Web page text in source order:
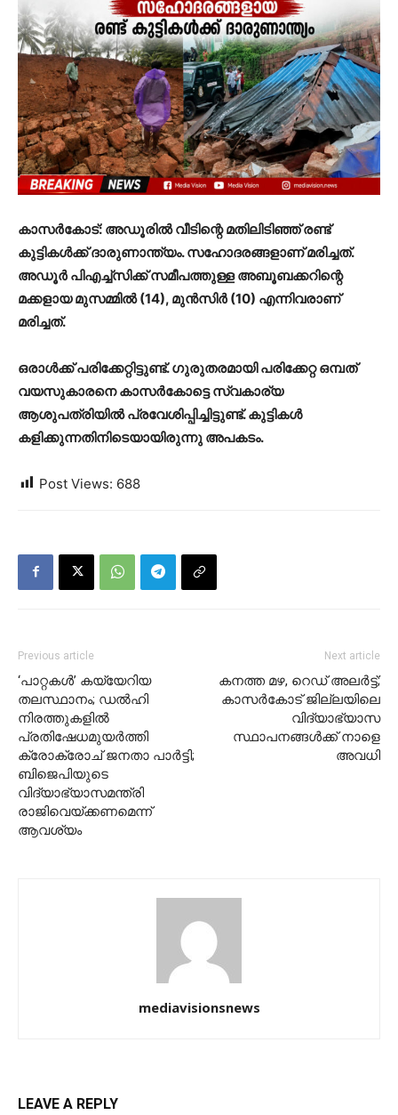
കാസര്‍കോട്: അഡൂരില്‍ വീടിന്റെ മതിലിടിഞ്ഞ് രണ്ട്
കുട്ടികള്‍ക്ക് ദാരുണാന്ത്യം. സഹോദരങ്ങളാണ് മരിച്ചത്.
അഡൂര്‍ പിഎച്ച്‌സിക്ക് സമീപത്തുള്ള അബൂബക്കറിന്റെ
മക്കളായ മുസമ്മില്‍ (14), മുന്‍സിര്‍ (10) എന്നിവരാണ്
മരിച്ചത്.
ഒരാള്‍ക്ക് പരിക്കേറ്റിട്ടുണ്ട്. ഗുരുതരമായി പരിക്കേറ്റ ഒമ്പത്
വയസുകാരനെ കാസര്‍കോട്ടെ സ്വകാര്യ
ആശുപത്രിയില്‍ പ്രവേശിപ്പിച്ചിട്ടുണ്ട്. കുട്ടികൾ
കളിക്കുന്നതിനിടെയായിരുന്നു അപകടം.
Post Views: 688
Previous article
‘പാറ്റകള്‍’ കയ്യേറിയ
തലസ്ഥാനം; ഡല്‍ഹി
നിരത്തുകളില്‍
പ്രതിഷേധമുയര്‍ത്തി
ക്രോക്രോച് ജനതാ പാര്‍ട്ടി;
ബിജെപിയുടെ
വിദ്യാഭ്യാസമന്ത്രി
രാജിവെയ്ക്കണമെന്ന്
ആവശ്യം
Next article
കനത്ത മഴ, റെഡ് അലർട്ട്;
കാസർകോട് ജില്ലയിലെ
വിദ്യാഭ്യാസ
സ്ഥാപനങ്ങൾക്ക് നാളെ
അവധി
mediavisionsnews
LEAVE A REPLY